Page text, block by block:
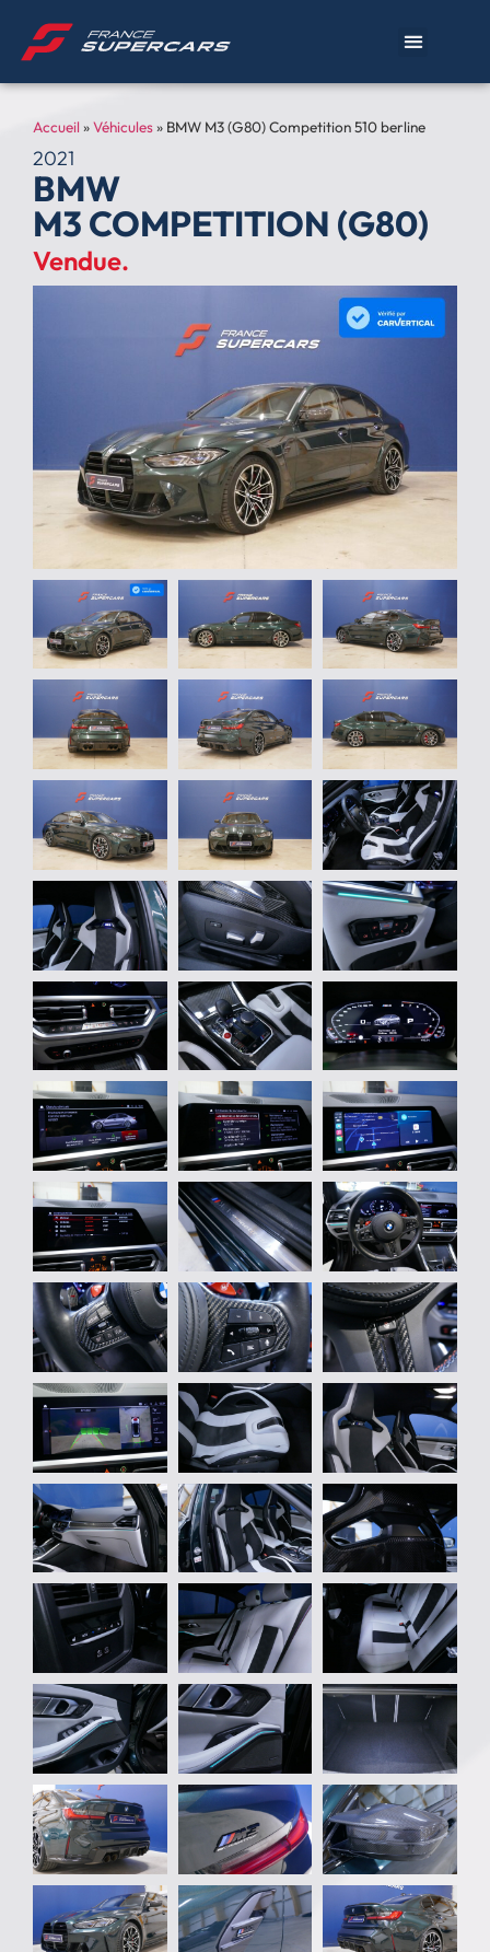
Accueil »Véhicules» BMW M3 (G80) Competition 510 berline
2021
BMW
M3 COMPETITION (G80)
Vendue.